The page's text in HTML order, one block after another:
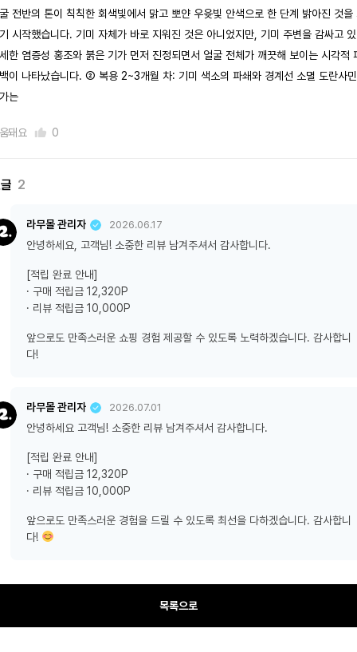
전반의 톤이 칙칙한 회색빛에서 맑고 뽀얀 우윳빛 안색으로 한 단계 밝아진 것을
시작했습니다. 기미 자체가 바로 지워진 것은 아니었지만, 기미 주변을 감싸고 있
한 염증성 홍조와 붉은 기가 먼저 진정되면서 얼굴 전체가 깨끗해 보이는 시각적
이 나타났습니다. ② 복용 2~3개월 차: 기미 색소의 파쇄와 경계선 소멸 도란사민
는
돼요 0
2
라무몰 관리자 2026.06.17
안녕하세요, 고객님! 소중한 리뷰 남겨주셔서 감사합니다.
[적립 완료 안내]
· 구매 적립금 12,320P
· 리뷰 적립금 10,000P
앞으로도 만족스러운 쇼핑 경험 제공할 수 있도록 노력하겠습니다. 감사합니
다!
라무몰 관리자 2026.07.01
안녕하세요 고객님! 소중한 리뷰 남겨주셔서 감사합니다.
[적립 완료 안내]
· 구매 적립금 12,320P
· 리뷰 적립금 10,000P
앞으로도 만족스러운 경험을 드릴 수 있도록 최선을 다하겠습니다. 감사합니
다!
목록으로